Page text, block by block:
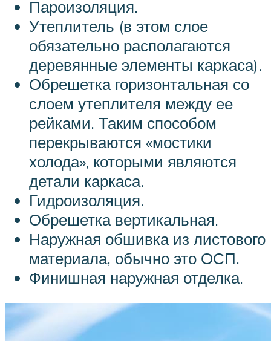
Пароизоляция.
Утеплитель (в этом слое
обязательно располагаются
деревянные элементы каркаса).
Обрешетка горизонтальная со
слоем утеплителя между ее
рейками. Таким способом
перекрываются «мостики
холода», которыми являются
детали каркаса.
Гидроизоляция.
Обрешетка вертикальная.
Наружная обшивка из листового
материала, обычно это ОСП.
Финишная наружная отделка.